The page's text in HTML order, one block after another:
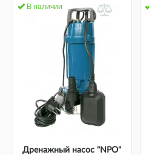
В наличии
Дренажный насос "NPO"